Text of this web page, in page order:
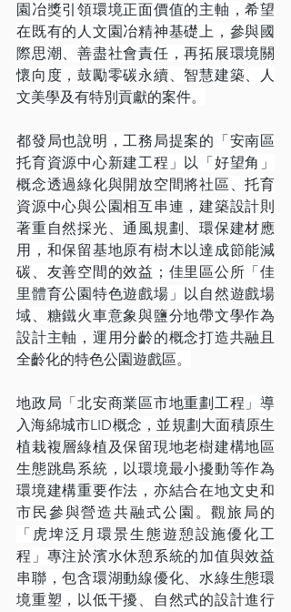
園冶獎引領環境正面價值的主軸，希望
在既有的人文園冶精神基礎上，參與國
際思潮、善盡社會責任，再拓展環境關
懷向度，鼓勵零碳永續、智慧建築、人
文美學及有特別貢獻的案件。
都發局也說明，工務局提案的「安南區
托育資源中心新建工程」以「好望角」
概念透過綠化與開放空間將社區、托育
資源中心與公園相互串連，建築設計則
著重自然採光、通風規劃、環保建材應
用，和保留基地原有樹木以達成節能減
碳、友善空間的效益；佳里區公所「佳
里體育公園特色遊戲場」以自然遊戲場
域、糖鐵火車意象與鹽分地帶文學作為
設計主軸，運用分齡的概念打造共融且
全齡化的特色公園遊戲區。
地政局「北安商業區市地重劃工程」導
入海綿城市LID概念，並規劃大面積原生
植栽複層綠植及保留現地老樹建構地區
生態跳島系統，以環境最小擾動等作為
環境建構重要作法，亦結合在地文史和
市民參與營造共融式公園。觀旅局的
「虎埤泛月環景生態遊憩設施優化工
程」專注於濱水休憩系統的加值與效益
串聯，包含環湖動線優化、水綠生態環
境重塑，以低干擾、自然式的設計進行